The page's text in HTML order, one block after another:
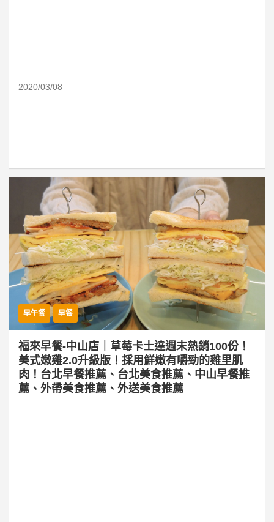
2020/03/08
早午餐 早餐
福來早餐-中山店｜草莓卡士達週末熱銷100份！
美式嫩雞2.0升級版！採用鮮嫩有嚼勁的雞里肌
肉！台北早餐推薦、台北美食推薦、中山早餐推
薦、外帶美食推薦、外送美食推薦